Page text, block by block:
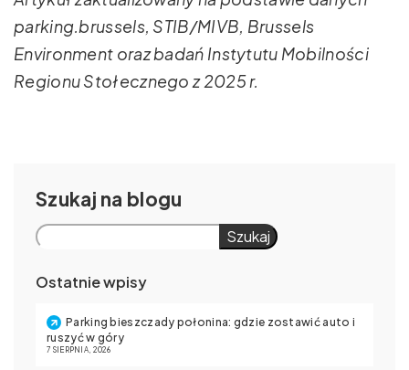
parking.brussels, STIB/MIVB, Brussels
Environment oraz badań Instytutu Mobilności
Regionu Stołecznego z 2025 r.
Szukaj
Szukaj
Ostatnie wpisy
Parking bieszczady połonina: gdzie zostawić auto i
ruszyć w góry
7 SIERPNIA, 2026